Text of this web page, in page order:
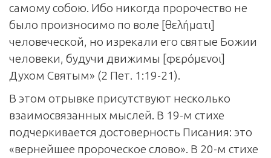
самому собою. Ибо никогда пророчество не
было произносимо по воле [θελήματι]
человеческой, но изрекали его святые Божии
человеки, будучи движимы [φερόμενοι]
Духом Святым» (2 Пет. 1:19-21).
В этом отрывке присутствуют несколько
взаимосвязанных мыслей. В 19-м стихе
подчеркивается достоверность Писания: это
«вернейшее пророческое слово». В 20-м стихе